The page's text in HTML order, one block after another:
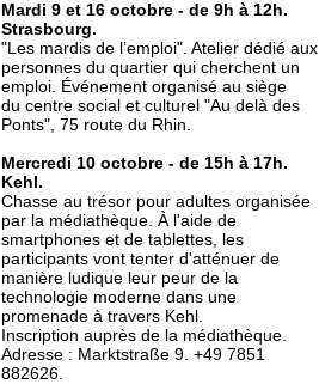
12 octobre 2018
Du lien social au petit-
déjeuner
11 octobre 2018
La ligne D sur les rails
20 octobre 2017
Le Port-du-Rhin, paradis
perdu du graffiti
strasbourgeois ?
Mardi 9 et 16 octobre - de 9h à 12h.
Strasbourg.
"Les mardis de l’emploi". Atelier dédié aux
personnes du quartier qui cherchent un
emploi. Événement organisé au siège
du centre social et culturel "Au delà des
Ponts", 75 route du Rhin.
Mercredi 10 octobre - de 15h à 17h.
Kehl.
Chasse au trésor pour adultes organisée
par la médiathèque. À l'aide de
smartphones et de tablettes, les
participants vont tenter d'atténuer de
manière ludique leur peur de la
technologie moderne dans une
promenade à travers Kehl.
Inscription auprès de la médiathèque.
Adresse : Marktstraße 9. +49 7851
882626.